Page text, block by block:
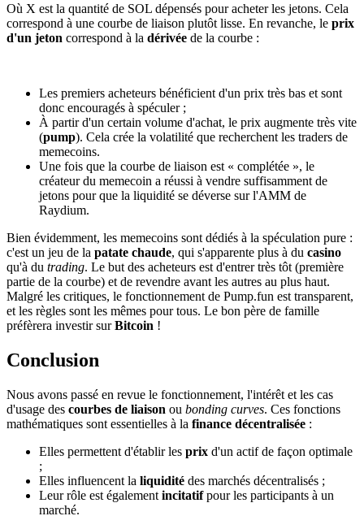
Où X est la quantité de SOL dépensés pour acheter les jetons. Cela
correspond à une courbe de liaison plutôt lisse. En revanche, le prix
d'un jeton correspond à la dérivée de la courbe :
Les premiers acheteurs bénéficient d'un prix très bas et sont
donc encouragés à spéculer ;
À partir d'un certain volume d'achat, le prix augmente très vite
(pump). Cela crée la volatilité que recherchent les traders de
memecoins.
Une fois que la courbe de liaison est « complétée », le
créateur du memecoin a réussi à vendre suffisamment de
jetons pour que la liquidité se déverse sur l'AMM de
Raydium.
Bien évidemment, les memecoins sont dédiés à la spéculation pure :
c'est un jeu de la patate chaude, qui s'apparente plus à du casino
qu'à du trading. Le but des acheteurs est d'entrer très tôt (première
partie de la courbe) et de revendre avant les autres au plus haut.
Malgré les critiques, le fonctionnement de Pump.fun est transparent,
et les règles sont les mêmes pour tous. Le bon père de famille
préfèrera investir surBitcoin !
Conclusion
Nous avons passé en revue le fonctionnement, l'intérêt et les cas
d'usage des courbes de liaison ou bonding curves. Ces fonctions
mathématiques sont essentielles à la finance décentralisée :
Elles permettent d'établir les prix d'un actif de façon optimale
;
Elles influencent la liquidité des marchés décentralisés ;
Leur rôle est également incitatifpour les participants à un
marché.